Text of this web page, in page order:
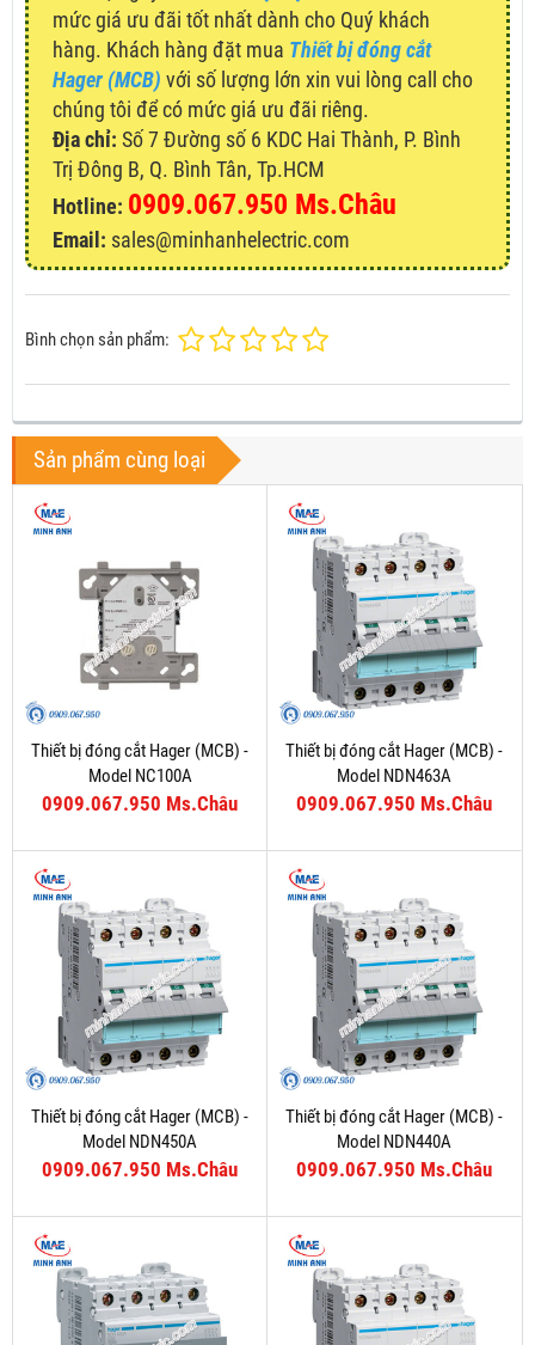
mức giá ưu đãi tốt nhất dành cho Quý khách
hàng. Khách hàng đặt mua Thiết bị đóng cắt
Hager (MCB) với số lượng lớn xin vui lòng call cho
chúng tôi để có mức giá ưu đãi riêng.
Địa chỉ: Số 7 Đường số 6 KDC Hai Thành, P. Bình
Trị Đông B, Q. Bình Tân, Tp.HCM
Hotline: 0909.067.950 Ms.Châu
Email: sales@minhanhelectric.com
Bình chọn sản phẩm:
Sản phẩm cùng loại
Thiết bị đóng cắt Hager (MCB) -
Model NC100A
0909.067.950 Ms.Châu
Thiết bị đóng cắt Hager (MCB) -
Model NDN463A
0909.067.950 Ms.Châu
Thiết bị đóng cắt Hager (MCB) -
Model NDN450A
0909.067.950 Ms.Châu
Thiết bị đóng cắt Hager (MCB) -
Model NDN440A
0909.067.950 Ms.Châu